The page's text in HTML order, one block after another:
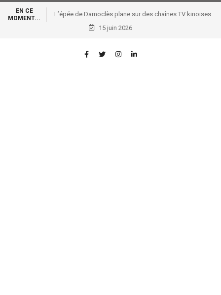
EN CE
MOMENT...
L’épée de Damoclès plane sur des chaînes TV kinoises
exploitant la TNT non en règle !
15 juin 2026